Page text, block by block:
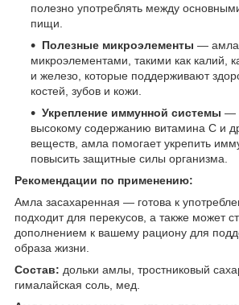
полезно употреблять между
пищи.
Полезные микроэлементы — амла
микроэлементами, такими как калий,
и железо, которые поддерживают
костей, зубов и кожи.
Укрепление иммунной системы —
высокому содержанию витамина C и
веществ, амла помогает укрепить
повысить защитные силы организма.
Рекомендации по применению:
Амла засахаренная — готова к
подходит для перекусов, а также может
дополнением к вашему рациону для
образа жизни.
Состав: дольки амлы, тростниковый
гималайская соль, мед.